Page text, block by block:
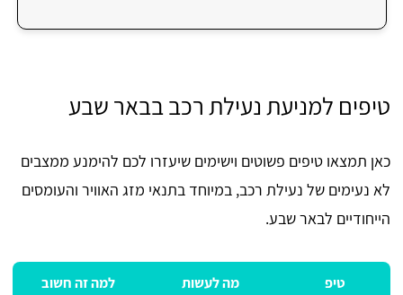
טיפים למניעת נעילת רכב בבאר שבע
כאן תמצאו טיפים פשוטים וישימים שיעזרו לכם להימנע ממצבים
לא נעימים של נעילת רכב, במיוחד בתנאי מזג האוויר והעומסים
הייחודיים לבאר שבע.
טיפ מה לעשות למה זה חשוב